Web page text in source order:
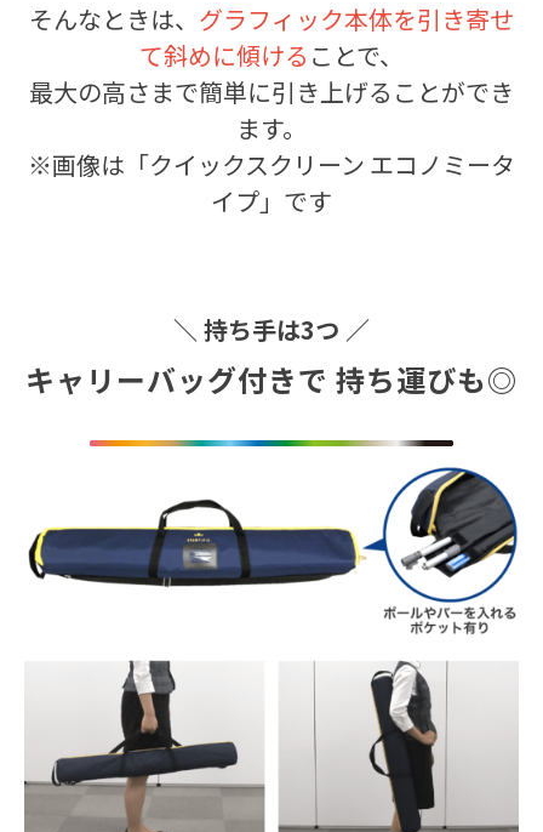
そんなときは、 グラフィック本体を引き寄せ
て斜めに傾ける ことで、
最大の高さまで簡単に引き上げることができ
ます。
※画像は「クイックスクリーン エコノミータ
イプ」です
＼ 持ち手は3つ ／
キャリーバッグ付きで 持ち運びも◎